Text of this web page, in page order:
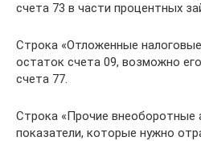
счета 73 в части процентных
Строка «Отложенные
остаток счета 09, возможно
счета 77.
Строка «Прочие внеоборотные
показатели, которые нужно